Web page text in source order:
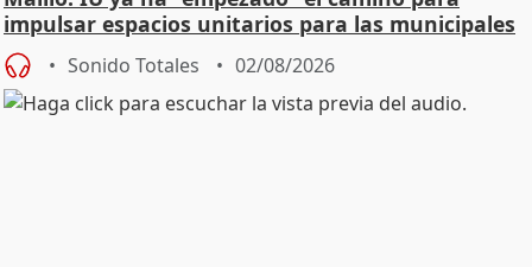
impulsar espacios unitarios para las municipales
Sonido Totales 02/08/2026